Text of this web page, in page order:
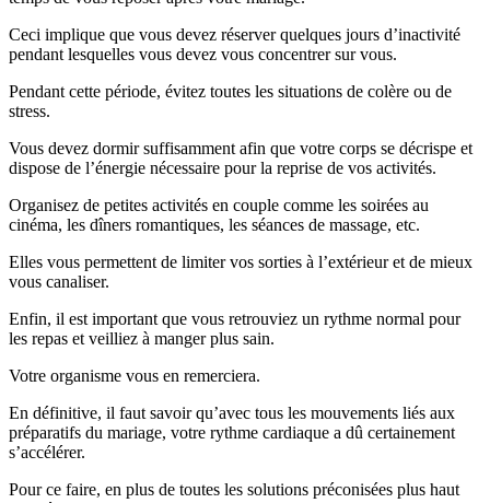
Ceci implique que vous devez réserver quelques jours d’inactivité
pendant lesquelles vous devez vous concentrer sur vous.
Pendant cette période, évitez toutes les situations de colère ou de
stress.
Vous devez dormir suffisamment afin que votre corps se décrispe et
dispose de l’énergie nécessaire pour la reprise de vos activités.
Organisez de petites activités en couple comme les soirées au
cinéma, les dîners romantiques, les séances de massage, etc.
Elles vous permettent de limiter vos sorties à l’extérieur et de mieux
vous canaliser.
Enfin, il est important que vous retrouviez un rythme normal pour
les repas et veilliez à manger plus sain.
Votre organisme vous en remerciera.
En définitive, il faut savoir qu’avec tous les mouvements liés aux
préparatifs du mariage, votre rythme cardiaque a dû certainement
s’accélérer.
Pour ce faire, en plus de toutes les solutions préconisées plus haut